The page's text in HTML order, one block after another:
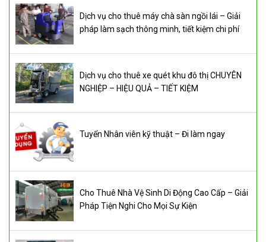
Dịch vụ cho thuê máy chà sàn ngồi lái – Giải
pháp làm sạch thông minh, tiết kiệm chi phí
Dịch vụ cho thuê xe quét khu đô thị CHUYÊN
NGHIỆP – HIỆU QUẢ – TIẾT KIỆM
Tuyển Nhân viên kỹ thuật – Đi làm ngay
Cho Thuê Nhà Vệ Sinh Di Động Cao Cấp – Giải
Pháp Tiện Nghi Cho Mọi Sự Kiện